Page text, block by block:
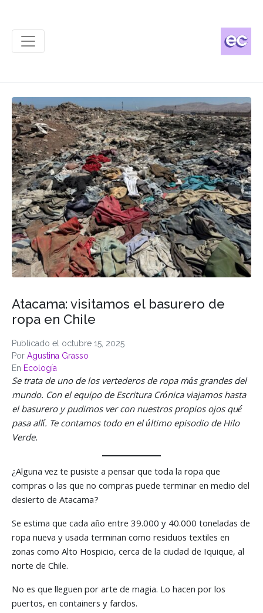
Publicado el octubre 15, 2025
Por Agustina Grasso
En Ecología
Atacama: visitamos el basurero de
ropa en Chile
Se trata de uno de los vertederos de ropa más grandes del
mundo. Con el equipo de Escritura Crónica viajamos hasta
el basurero y pudimos ver con nuestros propios ojos qué
pasa allí. Te contamos todo en el último episodio de Hilo
Verde.
¿Alguna vez te pusiste a pensar que toda la ropa que
compras o las que no compras puede terminar en medio del
desierto de Atacama?
Se estima que cada año entre 39.000 y 40.000 toneladas de
ropa nueva y usada terminan como residuos textiles en
zonas como Alto Hospicio, cerca de la ciudad de Iquique, al
norte de Chile.
No es que lleguen por arte de magia. Lo hacen por los
puertos, en containers y fardos.